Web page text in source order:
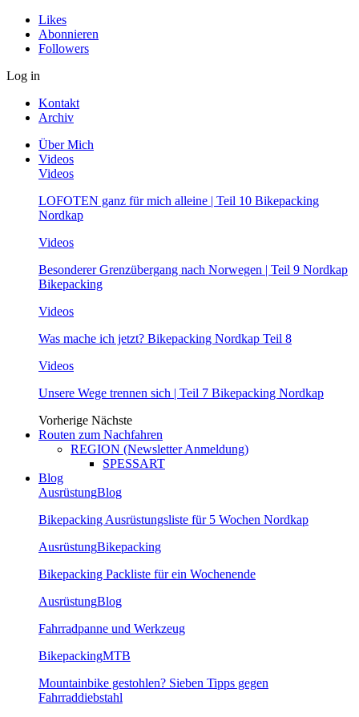
Likes
Abonnieren
Followers
Log in
Kontakt
Archiv
Über Mich
Videos
Videos
LOFOTEN ganz für mich alleine | Teil 10 Bikepacking
Nordkap
Videos
Besonderer Grenzübergang nach Norwegen | Teil 9 Nordkap
Bikepacking
Videos
Was mache ich jetzt? Bikepacking Nordkap Teil 8
Videos
Unsere Wege trennen sich | Teil 7 Bikepacking Nordkap
Vorherige Nächste
Routen zum Nachfahren
REGION (Newsletter Anmeldung)
SPESSART
Blog
AusrüstungBlog
Bikepacking Ausrüstungsliste für 5 Wochen Nordkap
AusrüstungBikepacking
Bikepacking Packliste für ein Wochenende
AusrüstungBlog
Fahrradpanne und Werkzeug
BikepackingMTB
Mountainbike gestohlen? Sieben Tipps gegen
Fahrraddiebstahl